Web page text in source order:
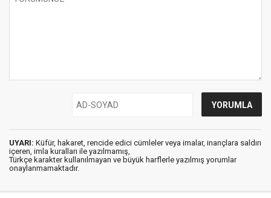
UYARI: Küfür, hakaret, rencide edici cümleler veya imalar, inançlara saldırı
içeren, imla kuralları ile yazılmamış,
Türkçe karakter kullanılmayan ve büyük harflerle yazılmış yorumlar
onaylanmamaktadır.